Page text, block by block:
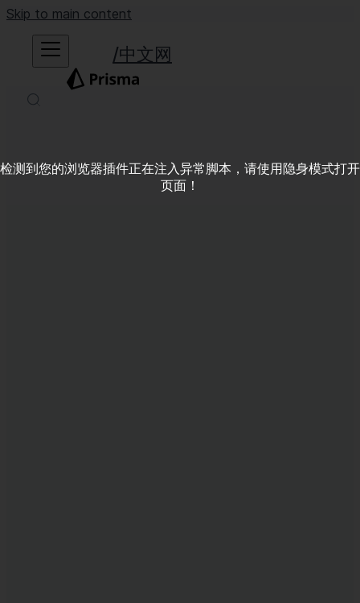
Skip to main content
中文网
检测到您的浏览器插件正在注入异常脚本，请使用隐身模式打开
页面！